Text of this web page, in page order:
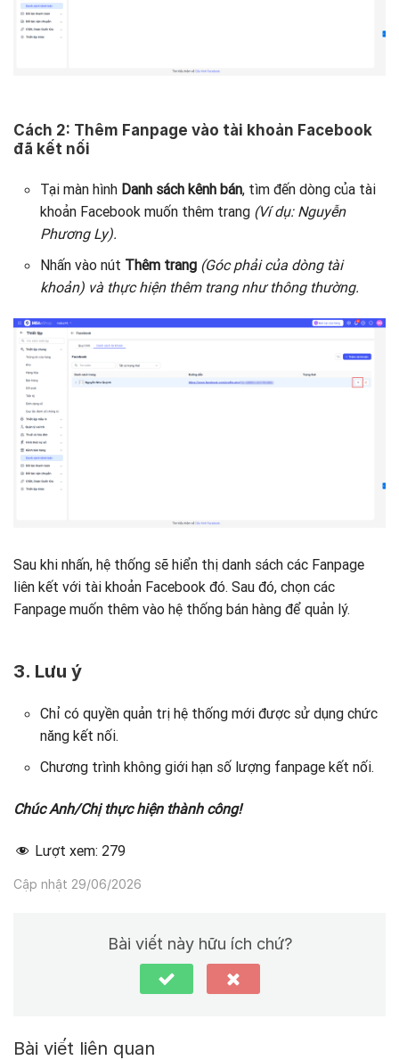
Cách 2: Thêm Fanpage vào tài khoản Facebook
đã kết nối
Tại màn hình Danh sách kênh bán, tìm đến dòng của tài
khoản Facebook muốn thêm trang (Ví dụ: Nguyễn
Phương Ly).
Nhấn vào nút Thêm trang (Góc phải của dòng tài
khoản) và thực hiện thêm trang như thông thường.
Sau khi nhấn, hệ thống sẽ hiển thị danh sách các Fanpage
liên kết với tài khoản Facebook đó. Sau đó, chọn các
Fanpage muốn thêm vào hệ thống bán hàng để quản lý.
3. Lưu ý
Chỉ có quyền quản trị hệ thống mới được sử dụng chức
năng kết nối.
Chương trình không giới hạn số lượng fanpage kết nối.
Chúc Anh/Chị thực hiện thành công!
Lượt xem: 279
Cập nhật 29/06/2026
Bài viết này hữu ích chứ?
Bài viết liên quan